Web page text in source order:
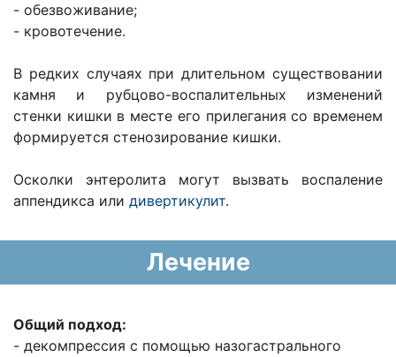
- обезвоживание;
- кровотечение.
В редких случаях при длительном существовании
камня и рубцово-воспалительных изменений
стенки кишки в месте его прилегания со временем
формируется стенозирование кишки.
Осколки энтеролита могут вызвать воспаление
аппендикса или дивертикулит.
Лечение
Общий подход:
- декомпрессия с помощью назогастрального